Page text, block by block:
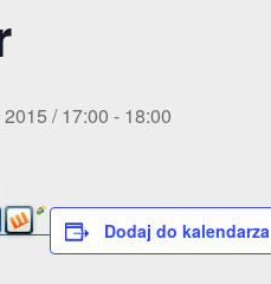
/ 17:00 - 18:00
Dodaj do kalendarza